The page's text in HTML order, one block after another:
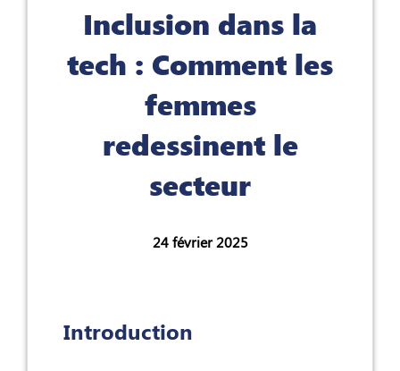
Inclusion dans la
tech : Comment les
femmes
redessinent le
secteur
24 février 2025
Introduction